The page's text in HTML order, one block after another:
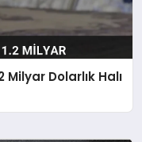
Milyar Dolarlık Halı